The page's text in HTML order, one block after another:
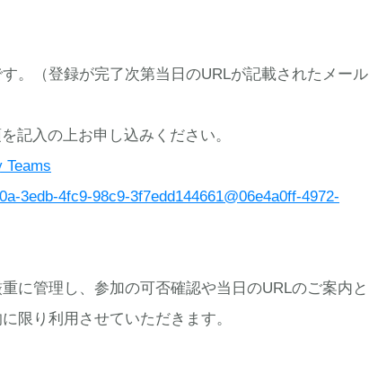
（登録が完了次第当日のURLが記載されたメール
入の上お申し込みください。
Teams
3edb-4fc9-98c9-3f7edd144661@06e4a0ff-4972-
管理し、参加の可否確認や当日のURLのご案内と
限り利用させていただきます。